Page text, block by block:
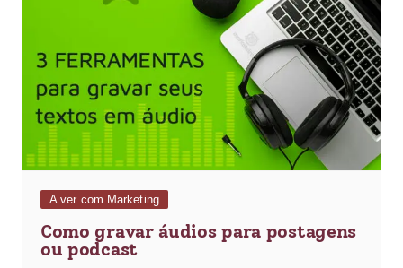
A ver com Marketing
Como gravar áudios para postagens
ou podcast